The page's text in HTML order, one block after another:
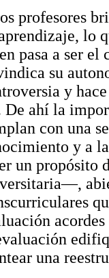
profesores
lo
pasa a ser el
su
y
De ahí la
con una
y a
un propósito
una